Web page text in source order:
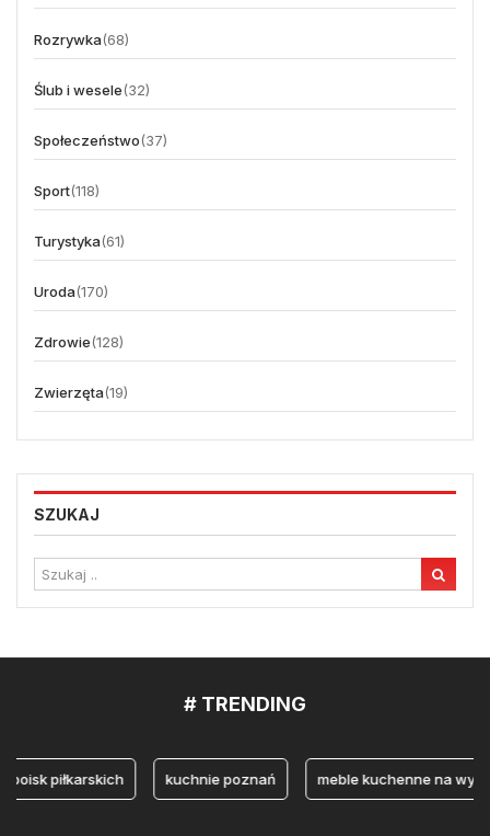
Rozrywka(68)
Ślub i wesele(32)
Społeczeństwo(37)
Sport(118)
Turystyka(61)
Uroda(170)
Zdrowie(128)
Zwierzęta(19)
SZUKAJ
# TRENDING
piłkarskich kuchnie poznań meble kuchenne na wymiar